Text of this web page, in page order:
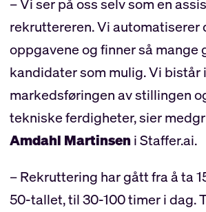
– Vi ser på oss selv som en
rekruttereren. Vi automatiserer
oppgavene og finner så mange
kandidater som mulig. Vi bistår i
markedsføringen av stillingen
tekniske ferdigheter, sier
Amdahl Martinseni Staffer.ai.
– Rekruttering har gått fra å ta
50-tallet, til 30-100 timer i dag.